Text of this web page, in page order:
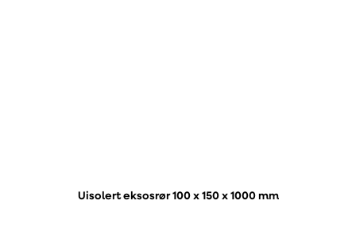
Uisolert eksosrør 100 x 150 x 1000 mm